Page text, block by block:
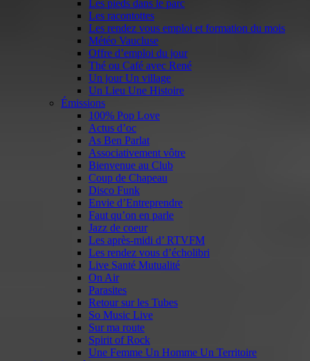
Les pieds dans le parc
Les racontottes
Les rendez vous emploi et formation du mois
Météo Vaucluse
Offre d’emploi du jour
Thé ou Café avec René
Un jour Un village
Un Lieu Une Histoire
Émissions
100% Pop Love
Actus d’oc
As Ben Parlat
Associativement vôtre
Bienvenue au Club
Coup de Chapeau
Disco Funk
Envie d’Entreprendre
Faut qu’on en parle
Jazz de coeur
Les après-midi d’ RTVFM
Les rendez vous d’écholibri
Live Santé Mutualité
On Air
Parasites
Retour sur les Tubes
So Music Live
Sur ma route
Spirit of Rock
Une Femme Un Homme Un Territoire